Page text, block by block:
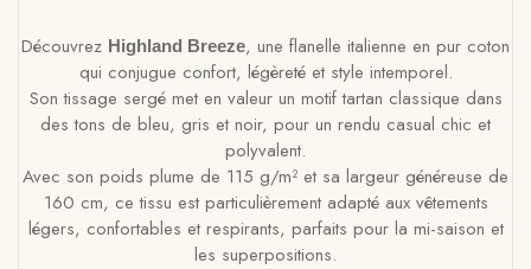
Découvrez Highland Breeze, une flanelle italienne en pur coton
qui conjugue confort, légèreté et style intemporel.
Son tissage sergé met en valeur un motif tartan classique dans
des tons de bleu, gris et noir, pour un rendu casual chic et
polyvalent.
Avec son poids plume de 115 g/m² et sa largeur généreuse de
160 cm, ce tissu est particulièrement adapté aux vêtements
légers, confortables et respirants, parfaits pour la mi-saison et
les superpositions.